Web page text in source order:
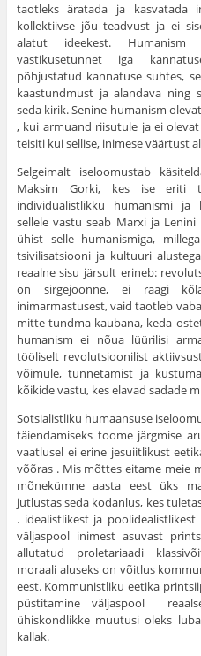
taotleks äratada ja kasvatada
kollektiivse jõu teadvust ja ei
alatut ideekest. Humanism
vastikusetunnet iga
põhjustatud kannatuse suhtes,
kaastundmust ja alandava ning
seda kirik. Senine humanism
, kui armuand riisutule ja ei
teisiti kui sellise, inimese väärtust
Selgeimalt iseloomustab
Maksim Gorki, kes ise eriti
individualistlikku humanismi ja
sellele vastu seab Marxi ja
ühist selle humanismiga,
tsivilisatsiooni ja kultuuri
reaalne sisu järsult erineb:
on sirgejoonne, ei räägi
inimarmastusest, vaid taotleb
mitte tundma kaubana, keda
humanism ei nõua lüürilisi
tööliselt revolutsioonilist
võimule, tunnetamist ja
kõikide vastu, kes elavad sadade
Sotsialistliku humaansuse
täiendamiseks toome järgmise
vaatlusel ei erine jesuiitlikust
võõras . Mis mõttes eitame meie
mõnekümne aasta eest üks
jutlustas seda kodanlus, kes
. idealistlikest ja
väljaspool inimest asuvast
allutatud proletariaadi
moraali aluseks on võitlus
eest. Kommunistliku eetika
püstitamine väljaspool
ühiskondlikke muutusi oleks
kallak.